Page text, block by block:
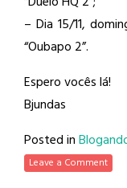
– Dia 15/11,
“Oubapo 2”.
Espero vocês lá!
Bjundas
Posted in
Leave a Comment